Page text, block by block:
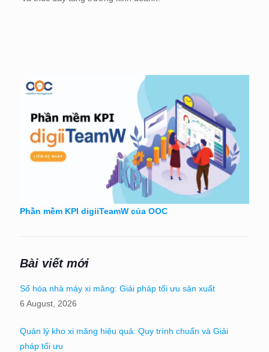
Phần mềm KPI digiiTeamW của OOC
Bài viết mới
Số hóa nhà máy xi măng: Giải pháp tối ưu sản xuất
6 August, 2026
Quản lý kho xi măng hiệu quả: Quy trình chuẩn và Giải
pháp tối ưu